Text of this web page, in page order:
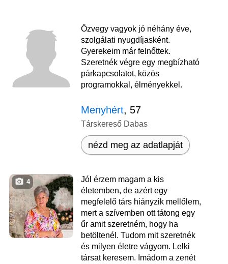
Özvegy vagyok jó néhány éve,
szolgálati nyugdíjasként.
Gyerekeim már felnőttek.
Szeretnék végre egy megbízható
párkapcsolatot, közös
programokkal, élményekkel.
Menyhért, 57
Társkereső Dabas
nézd meg az adatlapját
4
Jól érzem magam a kis
életemben, de azért egy
megfelelő társ hiányzik mellőlem,
mert a szívemben ott tátong egy
űr amit szeretném, hogy ha
betöltenél. Tudom mit szeretnék
és milyen életre vágyom. Lelki
társat keresem. Imádom a zenét